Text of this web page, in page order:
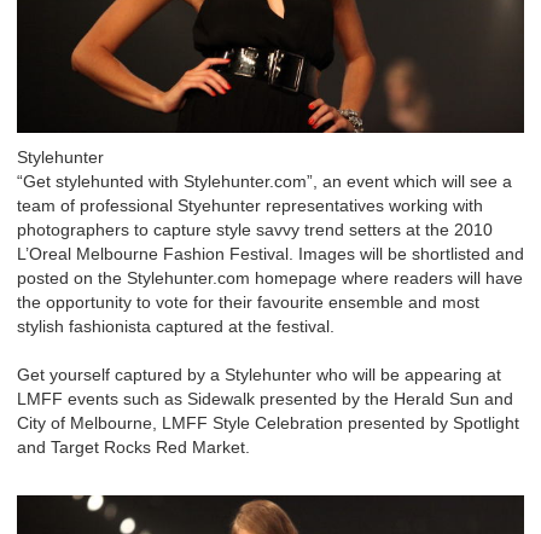
Stylehunter
“Get stylehunted with Stylehunter.com”, an event which will see a
team of professional Styehunter representatives working with
photographers to capture style savvy trend setters at the 2010
L’Oreal Melbourne Fashion Festival. Images will be shortlisted and
posted on the Stylehunter.com homepage where readers will have
the opportunity to vote for their favourite ensemble and most
stylish fashionista captured at the festival.
Get yourself captured by a Stylehunter who will be appearing at
LMFF events such as Sidewalk presented by the Herald Sun and
City of Melbourne, LMFF Style Celebration presented by Spotlight
and Target Rocks Red Market.